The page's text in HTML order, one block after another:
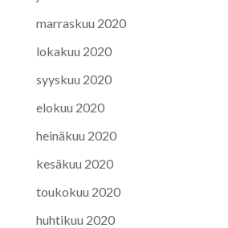
marraskuu 2020
lokakuu 2020
syyskuu 2020
elokuu 2020
heinäkuu 2020
kesäkuu 2020
toukokuu 2020
huhtikuu 2020